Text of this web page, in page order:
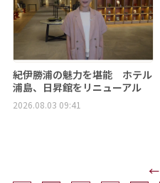
紀伊勝浦の魅力を堪能 ホテル
浦島、日昇館をリニューアル
2026.08.03 09:41
←